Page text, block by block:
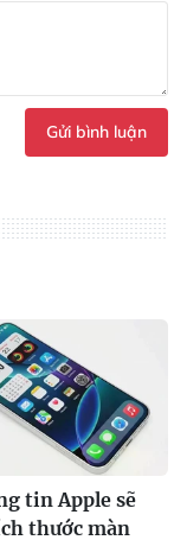
Gửi bình luận
tin Apple sẽ
thước màn